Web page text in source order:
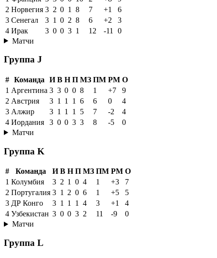
2 Норвегия 3 2 0 1 8 7 +1
6
3 Сенегал 3 1 0 2 8 6 +2
3
4 Ирак 3 0 0 3 1 12 -11
0
Матчи
Группа J
# Команда И В Н П МЗ ПМ РМ О
1 Аргентина 3 3 0 0 8 1 +7
9
2 Австрия 3 1 1 1 6 6 0
4
3 Алжир 3 1 1 1 5 7 -2
4
4 Иордания 3 0 0 3 3 8 -5
0
Матчи
Группа K
# Команда И В Н П МЗ ПМ РМ О
1 Колумбия 3 2 1 0 4 1 +3
7
2 Португалия 3 1 2 0 6 1 +5
5
3 ДР Конго 3 1 1 1 4 3 +1
4
4 Узбекистан 3 0 0 3 2 11 -9
0
Матчи
Группа L